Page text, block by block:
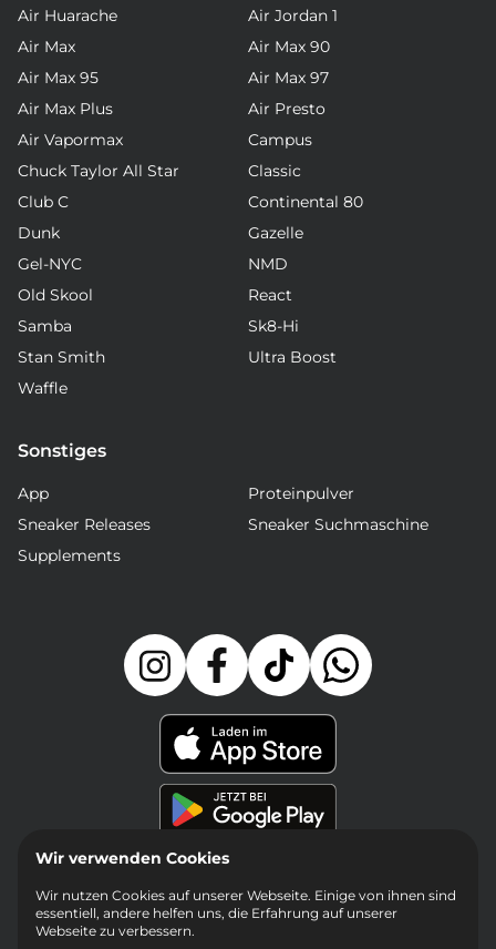
Air Huarache
Air Jordan 1
Air Max
Air Max 90
Air Max 95
Air Max 97
Air Max Plus
Air Presto
Air Vapormax
Campus
Chuck Taylor All Star
Classic
Club C
Continental 80
Dunk
Gazelle
Gel-NYC
NMD
Old Skool
React
Samba
Sk8-Hi
Stan Smith
Ultra Boost
Waffle
Sonstiges
App
Proteinpulver
Sneaker Releases
Sneaker Suchmaschine
Supplements
Wir verwenden Cookies
Wir nutzen Cookies auf unserer Webseite. Einige von ihnen sind
essentiell, andere helfen uns, die Erfahrung auf unserer
Webseite zu verbessern.